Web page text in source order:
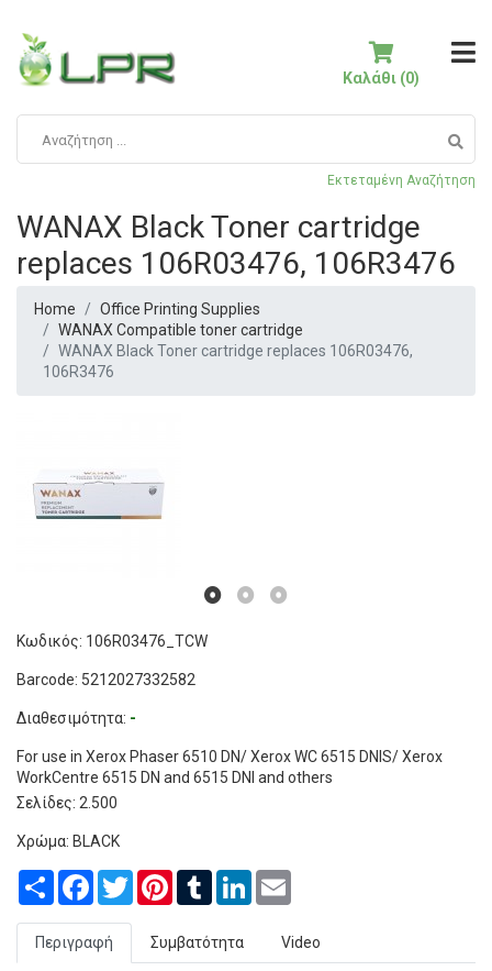
Εκτεταμένη Αναζήτηση
Καλάθι (0)
WANAX Black Toner cartridge
replaces 106R03476, 106R3476
Home
Office Printing Supplies
WANAX Compatible toner cartridge
WANAX Black Toner cartridge replaces 106R03476,
106R3476
Κωδικός: 106R03476_TCW
Barcode: 5212027332582
Διαθεσιμότητα: -
For use in Xerox Phaser 6510 DN/ Xerox WC 6515 DNIS/ Xerox
WorkCentre 6515 DN and 6515 DNI and others
Σελίδες: 2.500
Χρώμα: BLACK
Share Facebook
TwitterPinterestTumblrLinkedIn
Περιγραφή Συμβατότητα Video